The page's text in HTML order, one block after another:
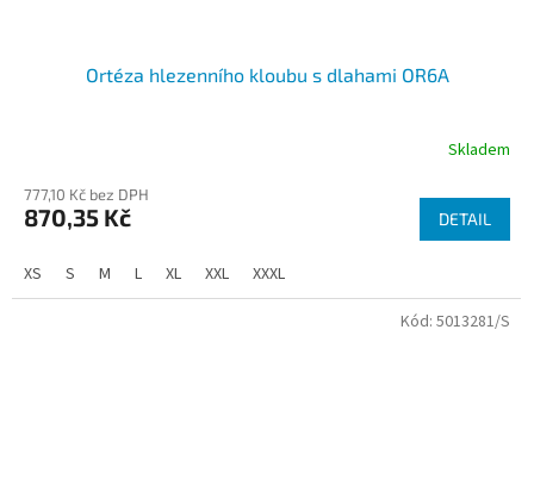
Ortéza hlezenního kloubu s dlahami OR6A
Skladem
777,10 Kč bez DPH
870,35 Kč DETAIL
XS S M L XL XXL XXXL
Kód: 5013281/S